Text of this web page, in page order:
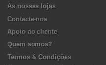
As nossas lojas
Contacte-nos
Apoio ao cliente
Quem somos?
Termos & Condições